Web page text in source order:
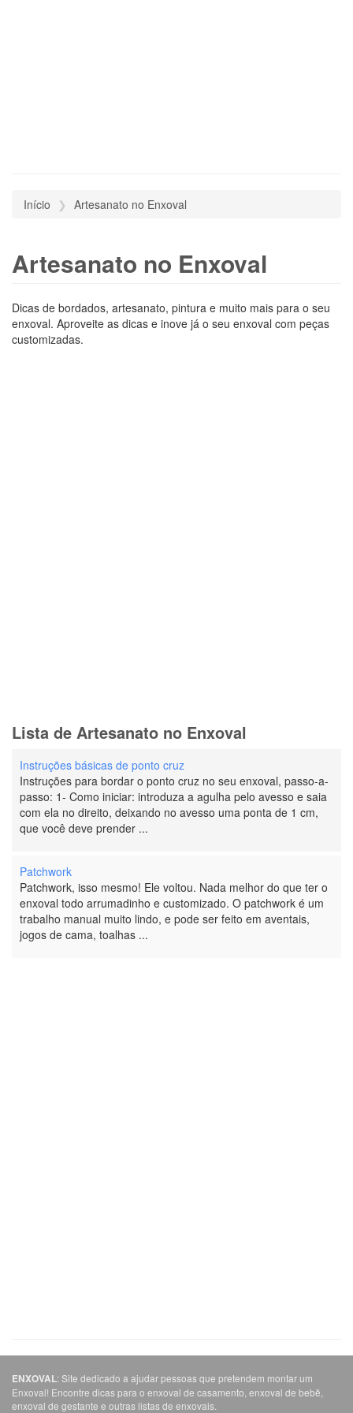
Início Artesanato no Enxoval
Artesanato no Enxoval
Dicas de bordados, artesanato, pintura e muito mais para o seu
enxoval. Aproveite as dicas e inove já o seu enxoval com peças
customizadas.
Lista de Artesanato no Enxoval
Instruções básicas de ponto cruz
Instruções para bordar o ponto cruz no seu enxoval, passo-a-
passo: 1- Como iniciar: introduza a agulha pelo avesso e saia
com ela no direito, deixando no avesso uma ponta de 1 cm,
que você deve prender ...
Patchwork
Patchwork, isso mesmo! Ele voltou. Nada melhor do que ter o
enxoval todo arrumadinho e customizado. O patchwork é um
trabalho manual muito lindo, e pode ser feito em aventais,
jogos de cama, toalhas ...
ENXOVAL: Site dedicado a ajudar pessoas que pretendem montar um
Enxoval! Encontre dicas para o enxoval de casamento, enxoval de bebê,
enxoval de gestante e outras listas de enxovais.